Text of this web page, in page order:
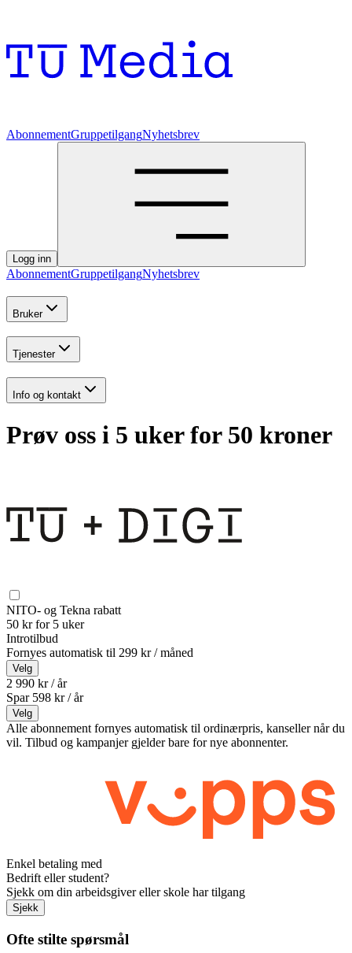
AbonnementGruppetilgangNyhetsbrev
Logg inn
AbonnementGruppetilgangNyhetsbrev
Bruker
Tjenester
Info og kontakt
Prøv oss i 5 uker for 50 kroner
NITO- og Tekna rabatt
50 kr for 5 uker
Introtilbud
Fornyes automatisk til 299 kr / måned
Velg
2 990 kr / år
Spar 598 kr /år
Velg
Alle abonnement fornyes automatisk til ordinærpris, kanseller når du
vil. Tilbud og kampanjer gjelder bare for nye abonnenter.
Enkel betaling med
Bedrift eller student?
Sjekk om din arbeidsgiver eller skole har tilgang
Sjekk
Ofte stilte spørsmål